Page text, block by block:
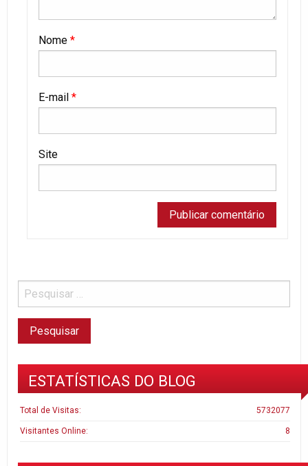
Nome *
E-mail *
Site
ESTATÍSTICAS DO BLOG
5732077
Total de Visitas:
8
Visitantes Online: